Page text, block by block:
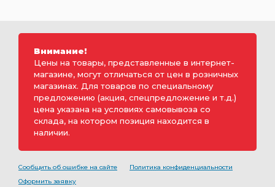
Внимание!
Цены на товары, представленные в интернет-
магазине, могут отличаться от цен в розничных
магазинах. Для товаров по специальному
предложению (акция, спецпредложение и т.д.)
цена указана на условиях самовывоза со
склада, на котором позиция находится в
наличии.
Сообщить об ошибке на сайте
Политика конфиденциальности
Оформить заявку